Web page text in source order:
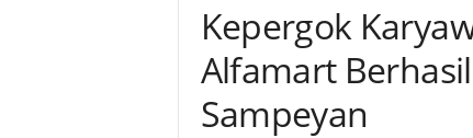
Kepergok
Alfamart
Sampeyan